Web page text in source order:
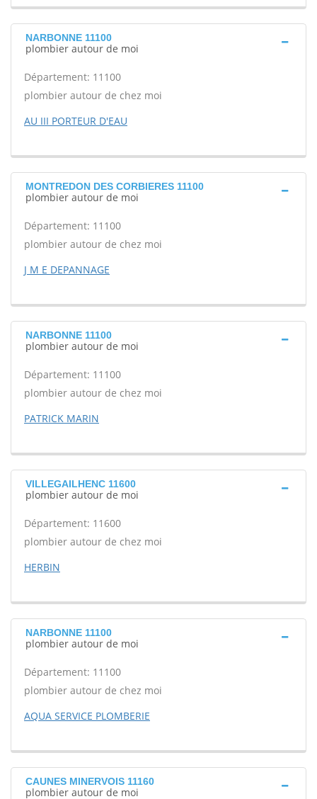
NARBONNE 11100
plombier autour de moi
Département: 11100
plombier autour de chez moi
AU III PORTEUR D'EAU
MONTREDON DES CORBIERES 11100
plombier autour de moi
Département: 11100
plombier autour de chez moi
J M E DEPANNAGE
NARBONNE 11100
plombier autour de moi
Département: 11100
plombier autour de chez moi
PATRICK MARIN
VILLEGAILHENC 11600
plombier autour de moi
Département: 11600
plombier autour de chez moi
HERBIN
NARBONNE 11100
plombier autour de moi
Département: 11100
plombier autour de chez moi
AQUA SERVICE PLOMBERIE
CAUNES MINERVOIS 11160
plombier autour de moi